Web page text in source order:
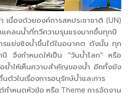
เนื่องด้วยองค์การสหประชาชาติ (UN)
คลนน้ำที่ทวีความรุนแรงมากขึ้นทุกปี
รแย่งชิงน้ำขึ้นได้ในอนาคต ดังนั้น ทุก
จึงกำหนดให้เป็น "วันน้ำโลก" หรือ
ย้ำให้เห็นความสำคัญของน้ำ อีกทั้งยัง
นตัวในเรื่องการอนุรักษ์น้ำและการ
ำหนดหัวข้อ หรือ Theme การจัดงาน